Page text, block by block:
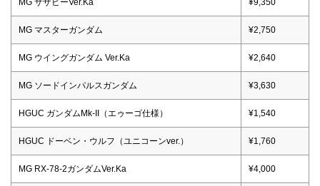
MG サザビーVer.Ka ¥9,350
MG マスターガンダム ¥2,750
MG ウイングガンダム Ver.Ka ¥2,640
MG ソードインパルスガンダム ¥3,630
HGUC ガンダムMk-II（エゥーゴ仕様） ¥1,540
HGUC ドーベン・ウルフ（ユニコーンver.） ¥1,760
MG RX-78-2ガンダムVer.Ka ¥4,000